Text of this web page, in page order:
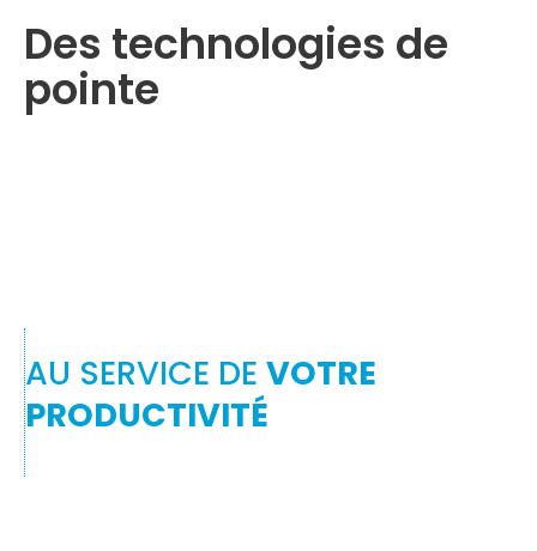
Des technologies de
pointe
AU SERVICE DE VOTRE
PRODUCTIVITÉ